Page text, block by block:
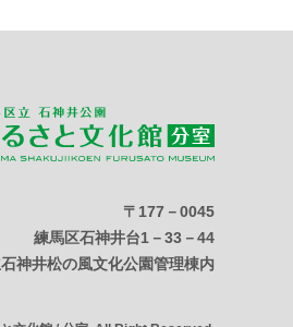
〒177－0045
練馬区石神井台1－33－44
神井松の風文化公園管理棟内